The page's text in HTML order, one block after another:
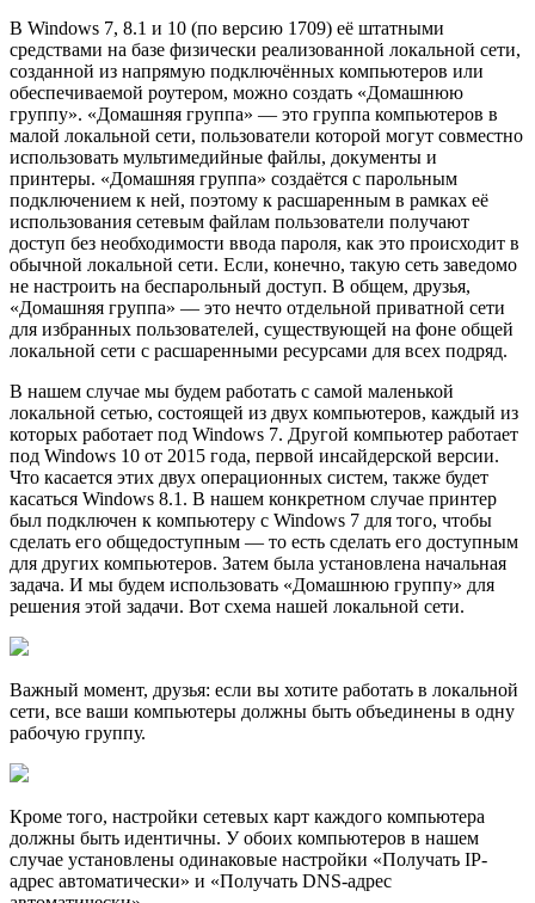
В Windows 7, 8.1 и 10 (по версию 1709) её штатными
средствами на базе физически реализованной локальной сети,
созданной из напрямую подключённых компьютеров или
обеспечиваемой роутером, можно создать «Домашнюю
группу». «Домашняя группа» — это группа компьютеров в
малой локальной сети, пользователи которой могут совместно
использовать мультимедийные файлы, документы и
принтеры. «Домашняя группа» создаётся с парольным
подключением к ней, поэтому к расшаренным в рамках её
использования сетевым файлам пользователи получают
доступ без необходимости ввода пароля, как это происходит в
обычной локальной сети. Если, конечно, такую сеть заведомо
не настроить на беспарольный доступ. В общем, друзья,
«Домашняя группа» — это нечто отдельной приватной сети
для избранных пользователей, существующей на фоне общей
локальной сети с расшаренными ресурсами для всех подряд.
В нашем случае мы будем работать с самой маленькой
локальной сетью, состоящей из двух компьютеров, каждый из
которых работает под Windows 7. Другой компьютер работает
под Windows 10 от 2015 года, первой инсайдерской версии.
Что касается этих двух операционных систем, также будет
касаться Windows 8.1. В нашем конкретном случае принтер
был подключен к компьютеру с Windows 7 для того, чтобы
сделать его общедоступным — то есть сделать его доступным
для других компьютеров. Затем была установлена начальная
задача. И мы будем использовать «Домашнюю группу» для
решения этой задачи. Вот схема нашей локальной сети.
Важный момент, друзья: если вы хотите работать в локальной
сети, все ваши компьютеры должны быть объединены в одну
рабочую группу.
Кроме того, наcтройки сетевых карт каждого компьютера
должны быть идентичны. У обоих компьютеров в нашем
случае установлены одинаковые настройки «Получать IP-
адрес автоматически» и «Получать DNS-адрес